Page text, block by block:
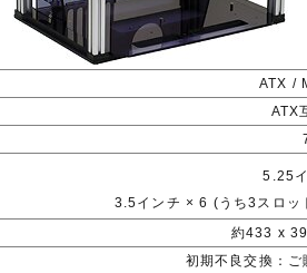
ATX /
ATX
5.25
3.5インチ × 6 (うち3スロッ
約433 x
初期不良交換：